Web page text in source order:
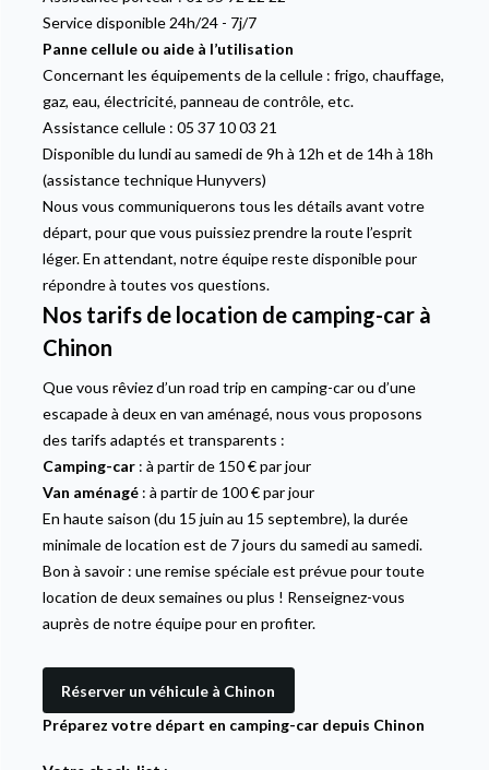
Service disponible 24h/24 - 7j/7
Panne cellule ou aide à l’utilisation
Concernant les équipements de la cellule : frigo, chauffage,
gaz, eau, électricité, panneau de contrôle, etc.
Assistance cellule : 05 37 10 03 21
Disponible du lundi au samedi de 9h à 12h et de 14h à 18h
(assistance technique Hunyvers)
Nous vous communiquerons tous les détails avant votre
départ, pour que vous puissiez prendre la route l’esprit
léger. En attendant, notre équipe reste disponible pour
répondre à toutes vos questions.
Nos tarifs de location de camping-car à
Chinon
Que vous rêviez d’un road trip en camping-car ou d’une
escapade à deux en van aménagé, nous vous proposons
des tarifs adaptés et transparents :
Camping-car: à partir de 150 € par jour
Van aménagé: à partir de 100 € par jour
En haute saison (du 15 juin au 15 septembre), la durée
minimale de location est de 7 jours du samedi au samedi.
Bon à savoir : une remise spéciale est prévue pour toute
location de deux semaines ou plus ! Renseignez-vous
auprès de notre équipe pour en profiter.
Réserver un véhicule à Chinon
Préparez votre départ en camping-car depuis Chinon